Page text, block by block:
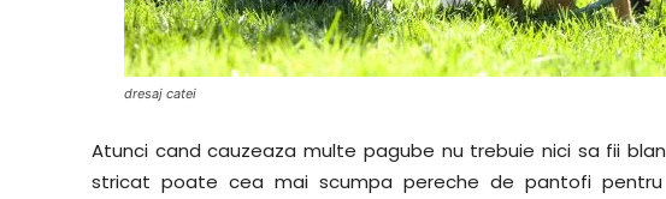
dresaj catei
Atunci cand cauzeaza multe pagube nu trebuie nici sa fii
stricat poate cea mai scumpa pereche de pantofi